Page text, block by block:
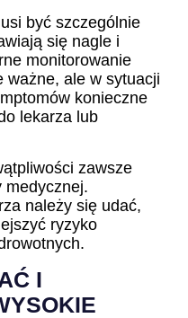
być szczególnie
się nagle i
monitorowanie
ważne, ale w sytuacji
konieczne
lekarza lub
zawsze
medycznej.
należy się udać,
ryzyko
I